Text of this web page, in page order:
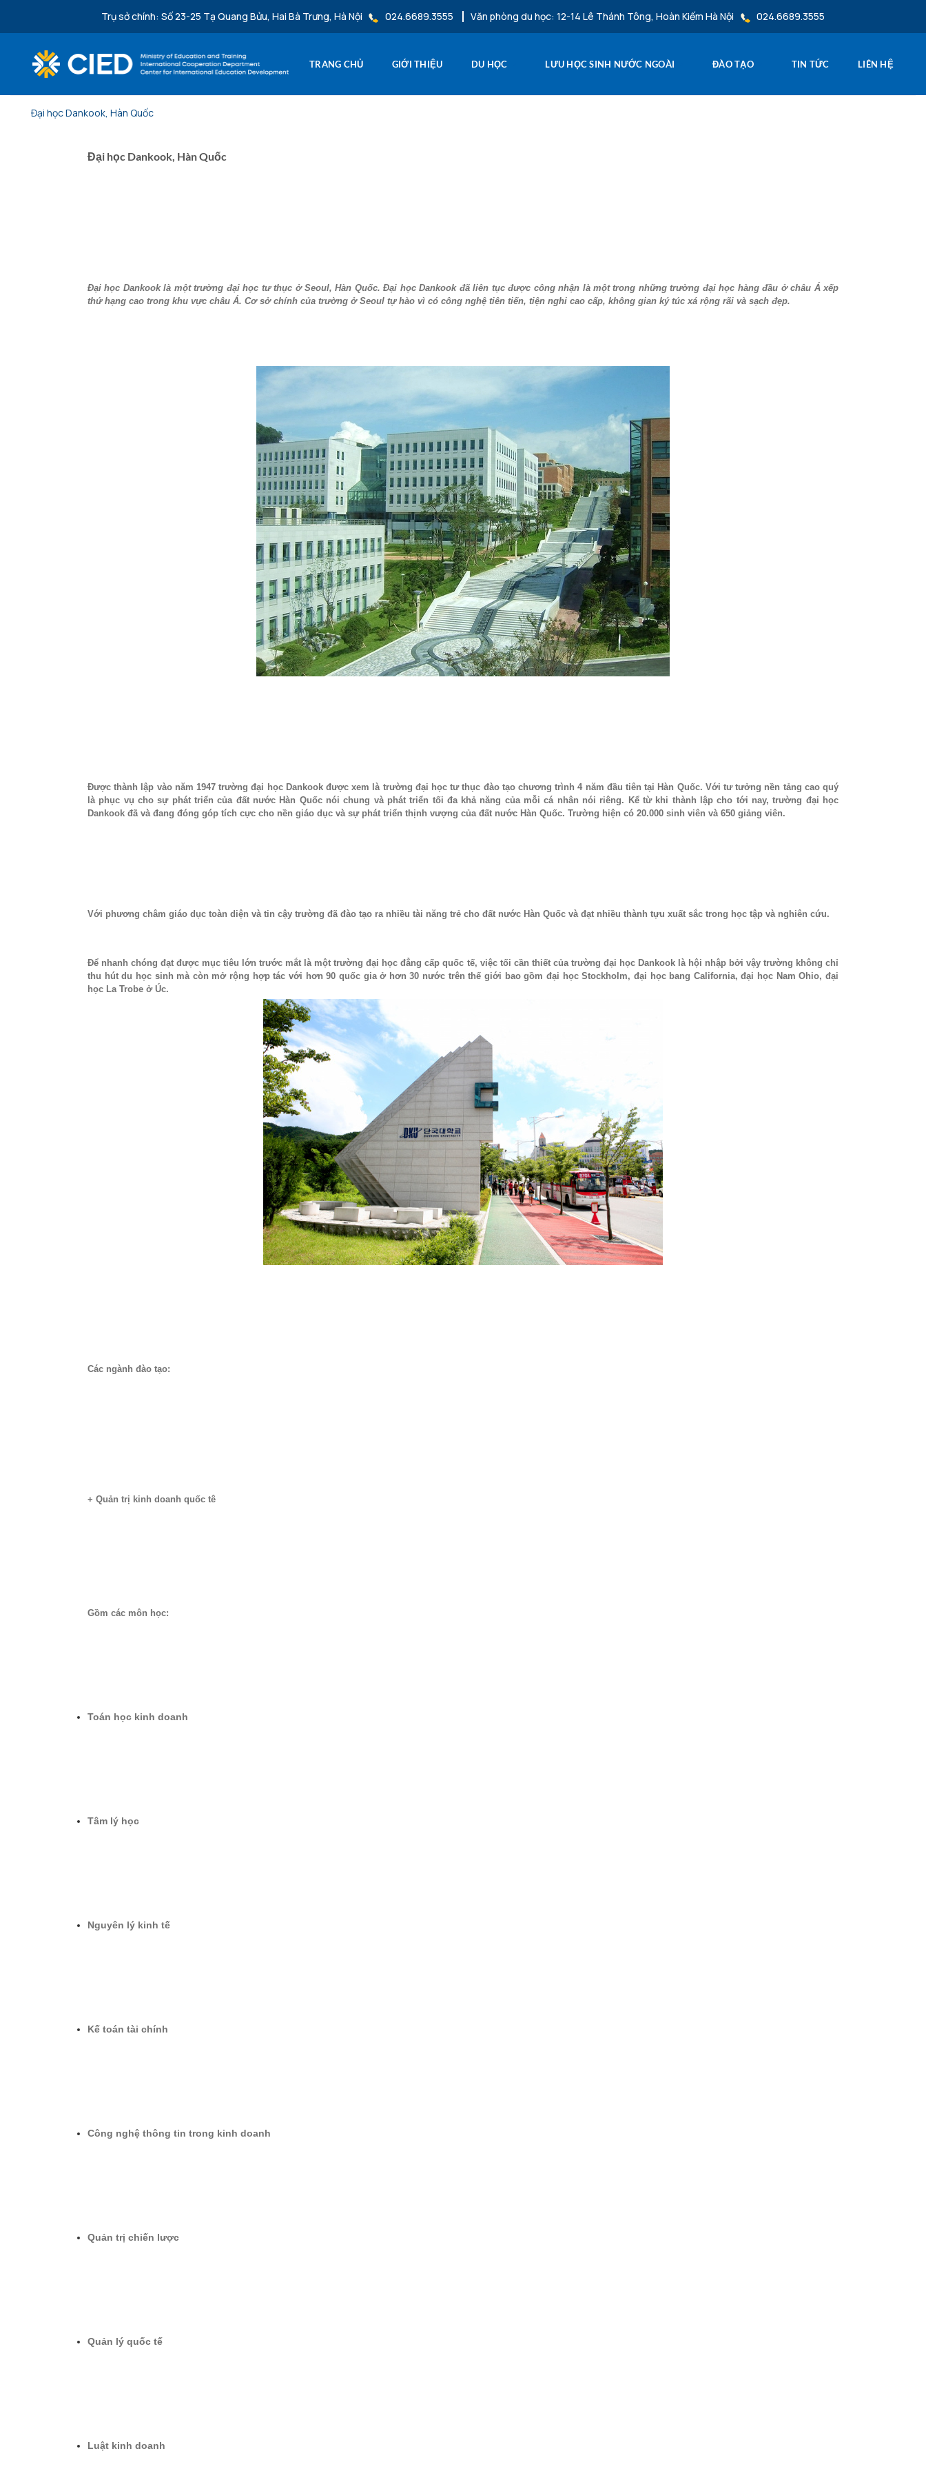
Trụ sở chính: Số 23-25 Tạ Quang Bửu, Hai Bà Trưng, Hà Nội 024.6689.3555 Văn phòng du học: 12-14 Lê Thánh Tông, Hoàn Kiếm Hà Nội 024.6689.3555
TRANG CHỦ GIỚI THIỆU DU HỌC LƯU HỌC SINH NƯỚC NGOÀI ĐÀO TẠO TIN TỨC LIÊN HỆ
Đại học Dankook, Hàn Quốc
Đại học Dankook, Hàn Quốc
Đại học Dankook là một trường đại học tư thục ở Seoul, Hàn Quốc. Đại học Dankook đã liên tục được công nhận là một trong những trường đại học hàng đầu ở châu Á xếp
thứ hạng cao trong khu vực châu Á. Cơ sở chính của trường ở Seoul tự hào vì có công nghệ tiên tiến, tiện nghi cao cấp, không gian ký túc xá rộng rãi và sạch đẹp.
Được thành lập vào năm 1947 trường đại học Dankook được xem là trường đại học tư thục đào tạo chương trình 4 năm đầu tiên tại Hàn Quốc. Với tư tưởng nền tảng cao quý
là phục vụ cho sự phát triển của đất nước Hàn Quốc nói chung và phát triển tối đa khả năng của mỗi cá nhân nói riêng. Kể từ khi thành lập cho tới nay, trường đại học
Dankook đã và đang đóng góp tích cực cho nền giáo dục và sự phát triển thịnh vượng của đất nước Hàn Quốc. Trường hiện có 20.000 sinh viên và 650 giảng viên.
Với phương châm giáo dục toàn diện và tin cậy trường đã đào tạo ra nhiều tài năng trẻ cho đất nước Hàn Quốc và đạt nhiều thành tựu xuất sắc trong học tập và nghiên cứu.
Để nhanh chóng đạt được mục tiêu lớn trước mắt là một trường đại học đẳng cấp quốc tế, việc tối cần thiết của trường đại học Dankook là hội nhập bởi vậy trường không chỉ
thu hút du học sinh mà còn mở rộng hợp tác với hơn 90 quốc gia ở hơn 30 nước trên thế giới bao gồm đại học Stockholm, đại học bang California, đại học Nam Ohio, đại
học La Trobe ở Úc.
Các ngành đào tạo:
+ Quản trị kinh doanh quốc tê
Gồm các môn học:
Toán học kinh doanh
Tâm lý học
Nguyên lý kinh tế
Kế toán tài chính
Công nghệ thông tin trong kinh doanh
Quản trị chiến lược
Quản lý quốc tế
Luật kinh doanh